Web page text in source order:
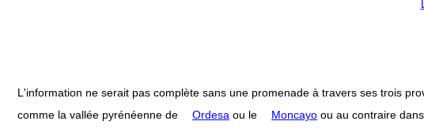
L'information ne serait pas complète sans une promenade à travers ses trois
comme la vallée pyrénéenne de
Ordesa ou le Moncayo ou au contraire